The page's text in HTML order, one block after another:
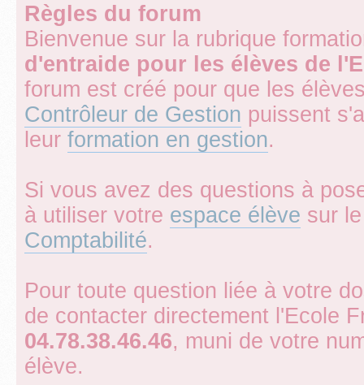
Règles du forum
Bienvenue sur la rubrique
d'entraide pour les élèves de
forum est créé pour que les
Contrôleur de Gestion puissent
leur formation en gestion.
Si vous avez des questions à
à utiliser votre espace élève sur
Comptabilité.
Pour toute question liée à votre
de contacter directement l'Ecole
04.78.38.46.46, muni de votre
élève.